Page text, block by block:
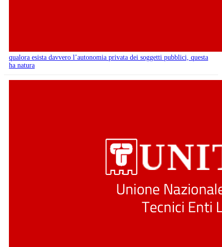
qualora esista davvero l’autonomia privata dei soggetti pubblici, questa
ha natura